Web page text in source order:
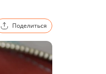
Поделиться